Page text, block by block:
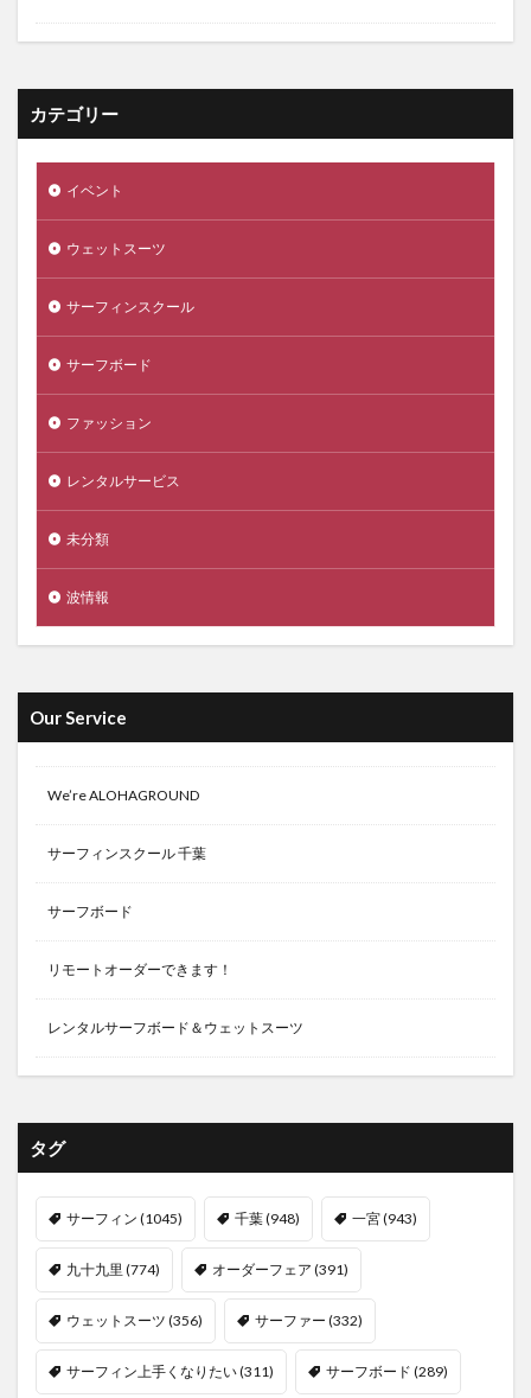
カテゴリー
イベント
ウェットスーツ
サーフィンスクール
サーフボード
ファッション
レンタルサービス
未分類
波情報
Our Service
We’re ALOHAGROUND
サーフィンスクール 千葉
サーフボード
リモートオーダーできます！
レンタルサーフボード＆ウェットスーツ
タグ
サーフィン (1045) 千葉(948) 一宮(943)
九十九里 (774) オーダーフェア (391)
ウェットスーツ (356) サーファー (332)
サーフィン上手くなりたい(311) サーフボード (289)